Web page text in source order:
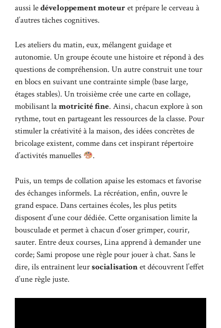
aussi ledéveloppement moteuret prépare le cerveau à
d’autres tâches cognitives.
Les ateliers du matin, eux, mélangent guidage et
autonomie. Un groupe écoute une histoire et répond à des
questions de compréhension. Un autre construit une tour
en blocs en suivant une contrainte simple (base large,
étages stables). Un troisième crée une carte en collage,
mobilisant lamotricité fine. Ainsi, chacun explore à son
rythme, tout en partageant les ressources de la classe. Pour
stimuler la créativité à la maison, des idées concrètes de
bricolage existent, comme danscet inspirant répertoire
d’activités manuelles
.
Puis, un temps de collation apaise les estomacs et favorise
des échanges informels. La récréation, enfin, ouvre le
grand espace. Dans certaines écoles, les plus petits
disposent d’une cour dédiée. Cette organisation limite la
bousculade et permet à chacun d’oser grimper, courir,
sauter. Entre deux courses, Lina apprend à demander une
corde; Sami propose une règle pour jouer à chat. Sans le
dire, ils entraînent leursocialisationet découvrent l’effet
d’une règle juste.